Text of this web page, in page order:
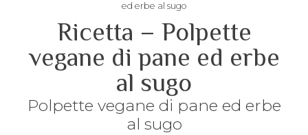
ed erbe al sugo
Ricetta – Polpette
vegane di pane ed erbe
al sugo
Polpette vegane di pane ed erbe
al sugo